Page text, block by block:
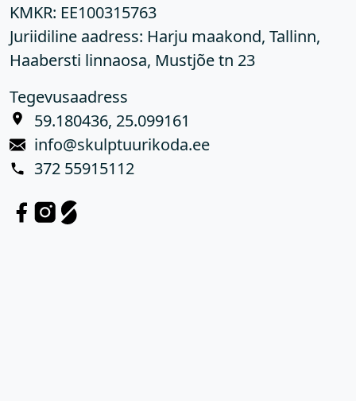
KMKR: EE100315763
Juriidiline aadress: Harju maakond, Tallinn,
Haabersti linnaosa, Mustjõe tn 23
Tegevusaadress
59.180436, 25.099161
info@skulptuurikoda.ee
372 55915112